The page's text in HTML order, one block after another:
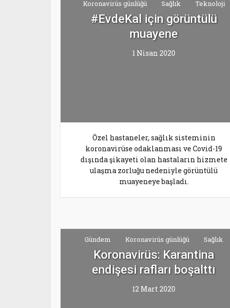
Koronavirüs günlüğü Sağlık Teknoloji
#EvdeKal için görüntülü
muayene
1 Nisan 2020
Özel hastaneler, sağlık sisteminin
koronavirüse odaklanması ve Covid-19
dışında şikayeti olan hastaların hizmete
ulaşma zorluğu nedeniyle görüntülü
muayeneye başladı.
Gündem Koronavirüs günlüğü Sağlık
Koronavirüs: Karantina
endişesi rafları boşalttı
12 Mart 2020